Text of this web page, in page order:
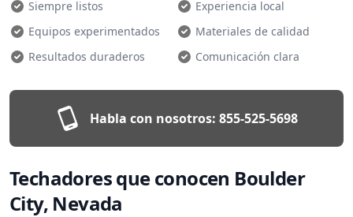
Siempre listos
Experiencia local
Equipos experimentados
Materiales de calidad
Resultados duraderos
Comunicación clara
Habla con nosotros: 855-525-5698
Techadores que conocen Boulder
City, Nevada